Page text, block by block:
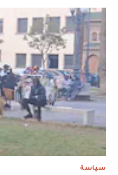
سياسة